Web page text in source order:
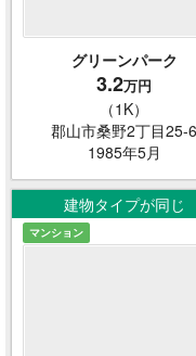
グリーンパーク
3.2万円
（1K）
郡山市桑野2丁目25-6
1985年5月
建物タイプが同じ
マンション